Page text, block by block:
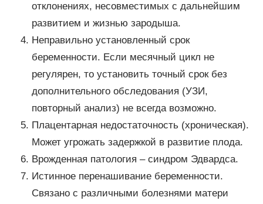
отклонениях, несовместимых с дальнейшим
развитием и жизнью зародыша.
Неправильно установленный срок
беременности. Если месячный цикл не
регулярен, то установить точный срок без
дополнительного обследования (УЗИ,
повторный анализ) не всегда возможно.
Плацентарная недостаточность (хроническая).
Может угрожать задержкой в развитие плода.
Врожденная патология – синдром Эдвардса.
Истинное перенашивание беременности.
Связано с различными болезнями матери